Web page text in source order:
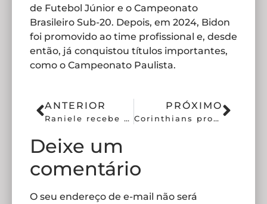
de Futebol Júnior e o Campeonato
Brasileiro Sub-20. Depois, em 2024, Bidon
foi promovido ao time profissional e, desde
então, já conquistou títulos importantes,
como o Campeonato Paulista.
ANTERIOR
Raniele recebe cartão amarelo e está fora do próximo jogo
PRÓXIMO
Corinthians propõe novo modelo para pagamento de dívidas
Deixe um
comentário
O seu endereço de e-mail não será